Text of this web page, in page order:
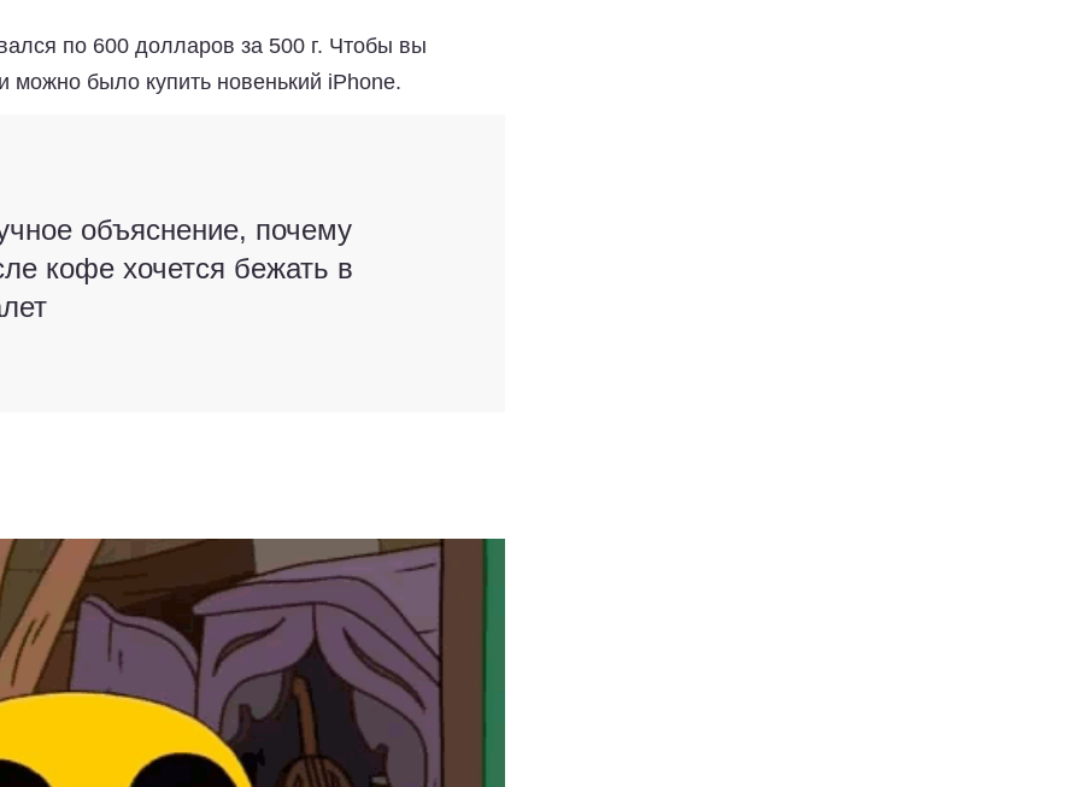
по 600 долларов за 500 г. Чтобы вы
можно было купить новенький iPhone.
объяснение, почему
кофе хочется бежать в